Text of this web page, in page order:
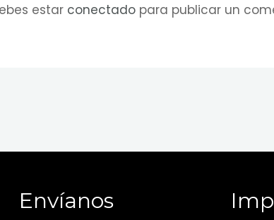
estar conectado para publicar un
Envíanos